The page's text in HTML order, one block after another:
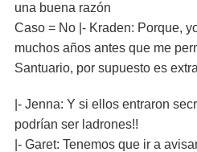
una buena razón
Caso = No |- Kraden: Porque,
muchos años antes que me
Santuario, por supuesto es
|- Jenna: Y si ellos entraron
podrían ser ladrones!!
|- Garet: Tenemos que ir a